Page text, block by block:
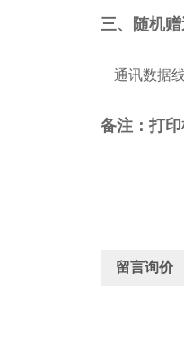
三、随机
通讯数据
备注：打
留言询价